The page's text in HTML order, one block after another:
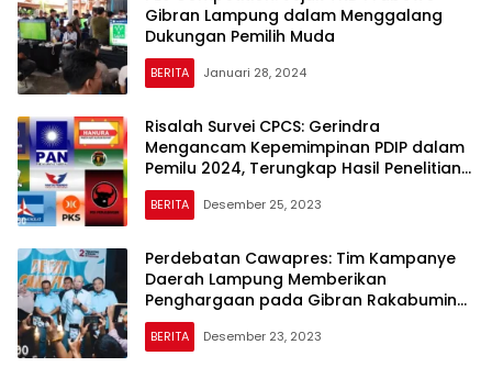
Gibran Lampung dalam Menggalang
Dukungan Pemilih Muda
BERITA Januari 28, 2024
Risalah Survei CPCS: Gerindra
Mengancam Kepemimpinan PDIP dalam
Pemilu 2024, Terungkap Hasil Penelitian
Menyeluruh dari Semua Partai
BERITA Desember 25, 2023
Perdebatan Cawapres: Tim Kampanye
Daerah Lampung Memberikan
Penghargaan pada Gibran Rakabuming,
Mirza: Dinilai Remeh, Ternyata Sangat
Signifikan
BERITA Desember 23, 2023